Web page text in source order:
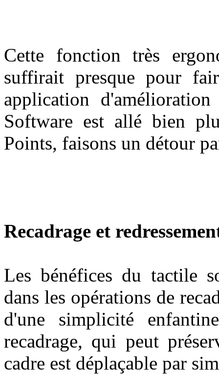
Cette fonction très
suffirait presque pour
application
Software est allé bien
Points, faisons un détour
Recadrage et
Les bénéfices du tactile
dans les opérations de
d'une simplicité
recadrage, qui peut
cadre est déplaçable par